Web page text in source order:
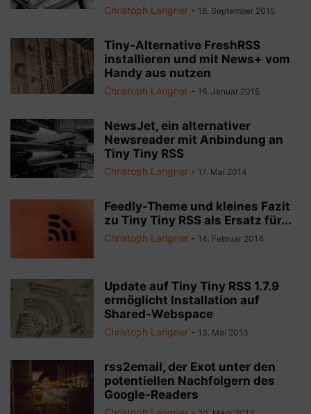
Christoph Langner - 18. September 2015
Tiny-Alternative FreshRSS
installieren und mit News+ vom
Handy aus nutzen
Christoph Langner - 16. Januar 2015
NewsJet, ein alternativer
Newsreader mit Anbindung an
Tiny Tiny RSS
Christoph Langner - 17. Mai 2014
Feedly-Theme und kleines Fazit
zu Tiny Tiny RSS als Ersatz für...
Christoph Langner - 14. Februar 2014
Update auf Tiny Tiny RSS 1.7.9
ermöglicht Installation auf
Shared-Webspace
Christoph Langner - 13. Mai 2013
rss2email, der Exot unter den
potentiellen Nachfolgern des
Google-Readers